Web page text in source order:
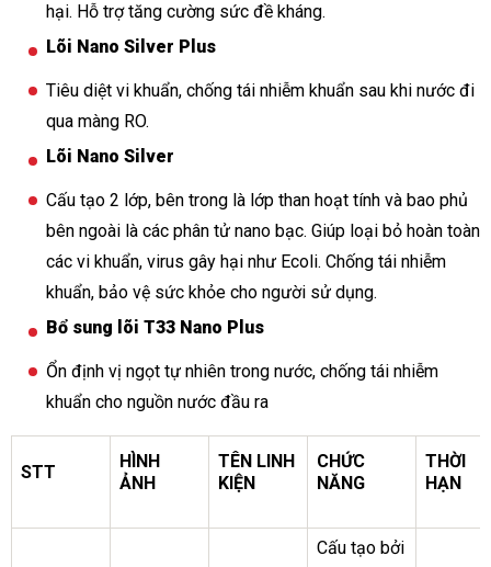
hại. Hỗ trợ tăng cường sức đề kháng.
Lõi Nano Silver Plus
Tiêu diệt vi khuẩn, chống tái nhiễm khuẩn sau khi nước đi
qua màng RO.
Lõi Nano Silver
Cấu tạo 2 lớp, bên trong là lớp than hoạt tính và bao phủ
bên ngoài là các phân tử nano bạc. Giúp loại bỏ hoàn toàn
các vi khuẩn, virus gây hại như Ecoli. Chống tái nhiễm
khuẩn, bảo vệ sức khỏe cho người sử dụng.
Bổ sung lõi T33 Nano Plus
Ổn định vị ngọt tự nhiên trong nước, chống tái nhiễm
khuẩn cho nguồn nước đầu ra
STT
HÌNH
ẢNH
TÊN LINH
KIỆN
CHỨC
NĂNG
THỜI
HẠN
Cấu tạo bởi